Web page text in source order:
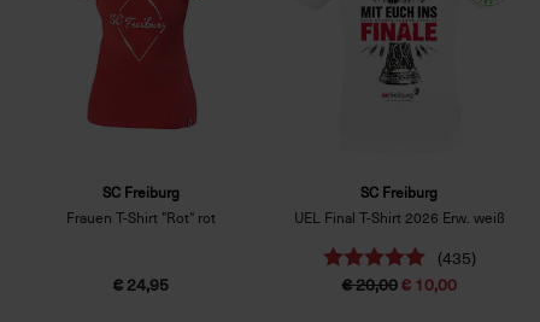
SC Freiburg
Frauen T-Shirt "Rot" rot
€ 24,95
SC Freiburg
UEL Final T-Shirt 2026 Erw. weiß
(435)
€ 20,00€ 10,00